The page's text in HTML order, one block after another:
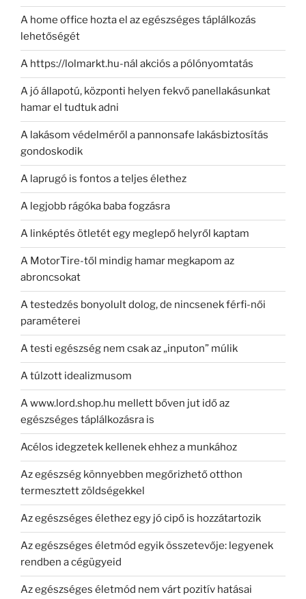
A home office hozta el az egészséges táplálkozás
lehetőségét
A https://lolmarkt.hu-nál akciós a pólónyomtatás
A jó állapotú, központi helyen fekvő panellakásunkat
hamar el tudtuk adni
A lakásom védelméről a pannonsafe lakásbiztosítás
gondoskodik
A laprugó is fontos a teljes élethez
A legjobb rágóka baba fogzásra
A linképtés ötletét egy meglepő helyről kaptam
A MotorTire-től mindig hamar megkapom az
abroncsokat
A testedzés bonyolult dolog, de nincsenek férfi-női
paraméterei
A testi egészség nem csak az „inputon” múlik
A túlzott idealizmusom
A www.lord.shop.hu mellett bőven jut idő az
egészséges táplálkozásra is
Acélos idegzetek kellenek ehhez a munkához
Az egészség könnyebben megőrizhető otthon
termesztett zöldségekkel
Az egészséges élethez egy jó cipő is hozzátartozik
Az egészséges életmód egyik összetevője: legyenek
rendben a cégügyeid
Az egészséges életmód nem várt pozitív hatásai